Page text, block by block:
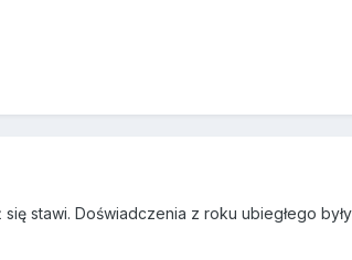
stawi. Doświadczenia z roku ubiegłego